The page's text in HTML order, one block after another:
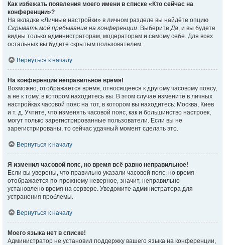
Как избежать появления моего имени в списке «Кто сейчас на
конференции»?
На вкладке «Личные настройки» в личном разделе вы найдёте опцию
Скрывать моё пребывание на конференции. ВыберитеДа, и вы будете
видны только администраторам, модераторам и самому себе. Для всех
остальных вы будете скрытым пользователем.
Вернуться к началу
На конференции неправильное время!
Возможно, отображается время, относящееся к другому часовому поясу,
а не к тому, в котором находитесь вы. В этом случае измените в личных
настройках часовой пояс на тот, в котором вы находитесь: Москва, Киев
и т. д. Учтите, что изменять часовой пояс, как и большинство настроек,
могут только зарегистрированные пользователи. Если вы не
зарегистрированы, то сейчас удачный момент сделать это.
Вернуться к началу
Я изменил часовой пояс, но время всё равно неправильное!
Если вы уверены, что правильно указали часовой пояс, но время
отображается по-прежнему неверное, значит, неправильно
установлено время на сервере. Уведомите администратора для
устранения проблемы.
Вернуться к началу
Моего языка нет в списке!
Администратор не установил поддержку вашего языка на конференции,